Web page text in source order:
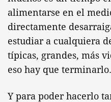
alimentarse en el
directamente
estudiar a cualquiera
típicas, grandes, más
eso hay que terminarlo.
Y para poder hacerlo